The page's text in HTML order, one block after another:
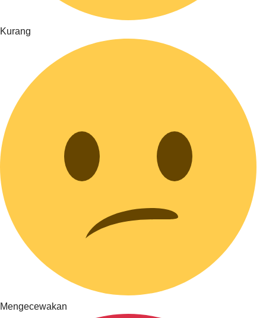
Kurang
Mengecewakan